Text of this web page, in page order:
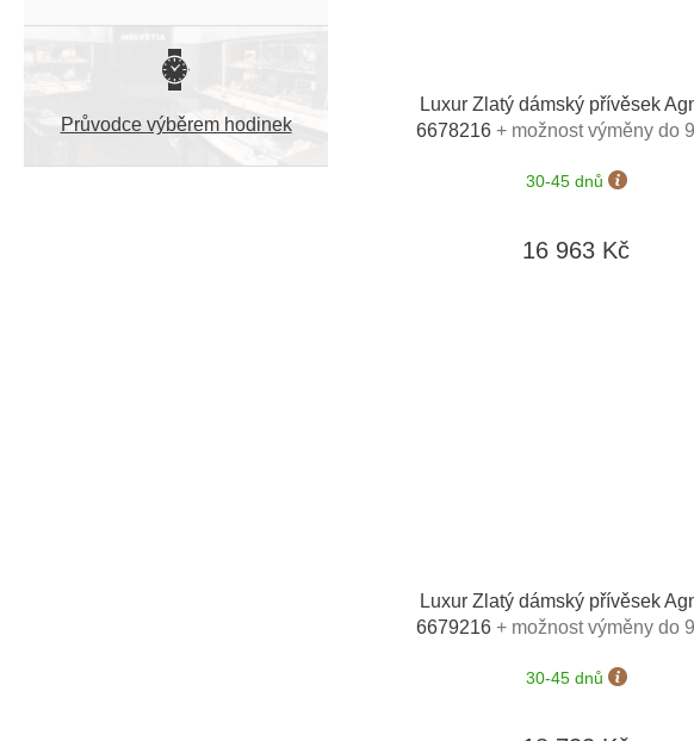
Průvodce výběrem hodinek
Luxur Zlatý dámský přívěsek
6678216 + možnost výměny do
30-45 dnů
16 963 Kč
Luxur Zlatý dámský přívěsek
6679216 + možnost výměny do
30-45 dnů